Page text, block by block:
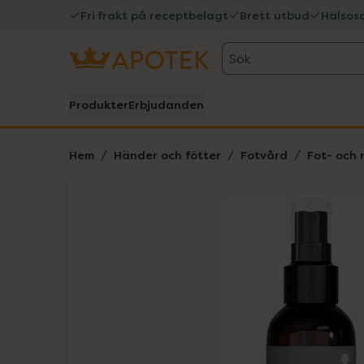
Fri frakt på receptbelagt Brett utbud
Sök
ProdukterErbjudanden
Hem Händer och fötter Fotvård Fot- och